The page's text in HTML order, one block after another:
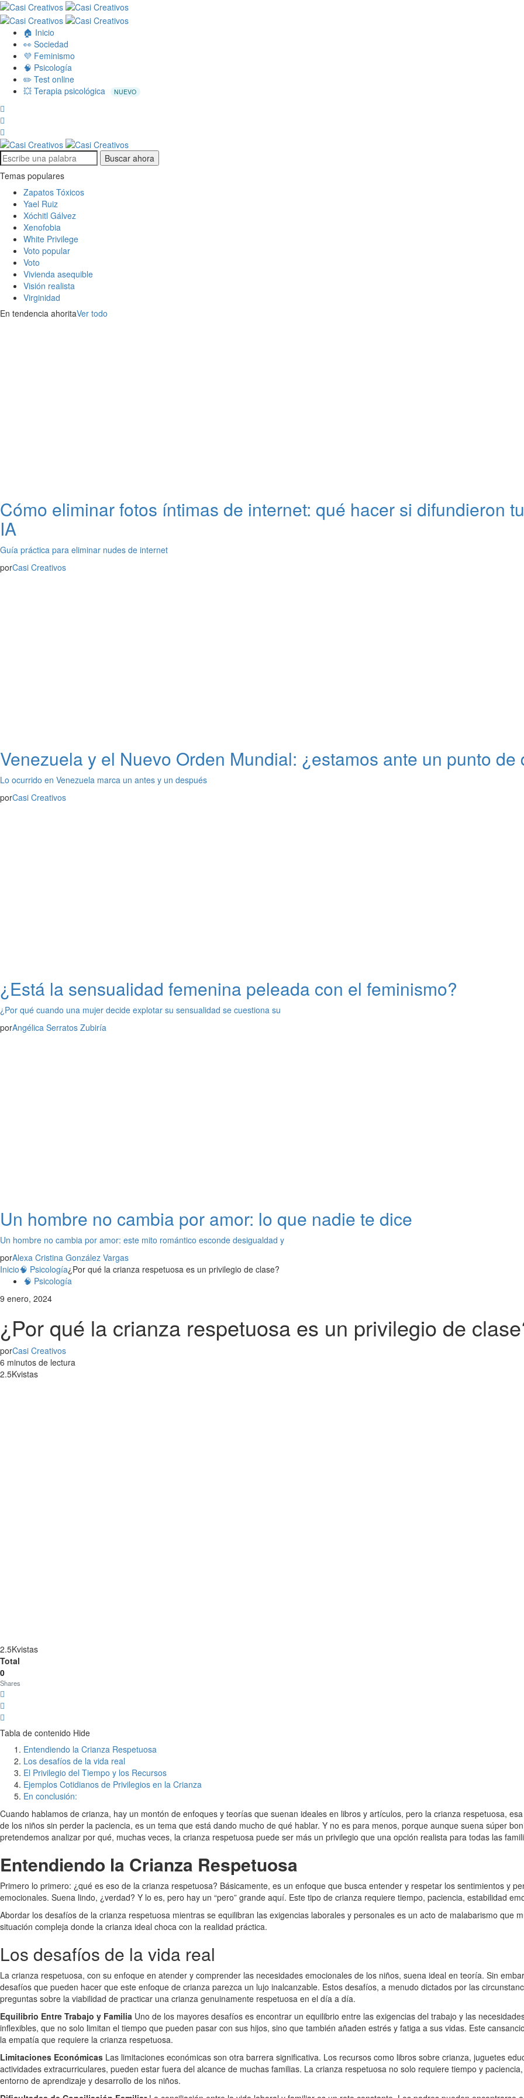
🏠 Inicio
👀 Sociedad
💜 Feminismo
🧠 Psicología
✏️ Test online
💥 Terapia psicológica
NUEVO
Buscar ahora
Temas populares
Zapatos Tóxicos
Yael Ruiz
Xóchitl Gálvez
Xenofobia
White Privilege
Voto popular
Voto
Vivienda asequible
Visión realista
Virginidad
En tendencia ahoritaVer todo
Cómo eliminar fotos íntimas de internet: qué hacer si difundieron
IA
Guía práctica para eliminar nudes de internet
porCasi Creativos
Venezuela y el Nuevo Orden Mundial: ¿estamos ante un punto
Lo ocurrido en Venezuela marca un antes y un después
porCasi Creativos
¿Está la sensualidad femenina peleada con el feminismo?
¿Por qué cuando una mujer decide explotar su sensualidad se cuestiona su
porAngélica Serratos Zubiría
Un hombre no cambia por amor: lo que nadie te dice
Un hombre no cambia por amor: este mito romántico esconde desigualdad y
porAlexa Cristina González Vargas
Inicio🧠 Psicología¿Por qué la crianza respetuosa es un privilegio de clase?
🧠 Psicología
9 enero, 2024
¿Por qué la crianza respetuosa es un privilegio de
porCasi Creativos
6 minutos de lectura
2.5Kvistas
2.5Kvistas
Total
0
Shares
Tabla de contenido Hide
Entendiendo la Crianza Respetuosa
Los desafíos de la vida real
El Privilegio del Tiempo y los Recursos
Ejemplos Cotidianos de Privilegios en la Crianza
En conclusión:
Cuando hablamos de crianza, hay un montón de enfoques y teorías que suenan ideales en libros y artículos, pero la crianza respetuosa,
de los niños sin perder la paciencia, es un tema que está dando mucho de qué hablar. Y no es para menos, porque aunque suena súper
pretendemos analizar por qué, muchas veces, la crianza respetuosa puede ser más un privilegio que una opción realista para todas las
Entendiendo la Crianza Respetuosa
Primero lo primero: ¿qué es eso de la crianza respetuosa? Básicamente, es un enfoque que busca entender y respetar los sentimientos y
emocionales. Suena lindo, ¿verdad? Y lo es, pero hay un “pero” grande aquí. Este tipo de crianza requiere tiempo, paciencia, estabilidad
Abordar los desafíos de la crianza respetuosa mientras se equilibran las exigencias laborales y personales es un acto de malabarismo que
situación compleja donde la crianza ideal choca con la realidad práctica.
Los desafíos de la vida real
La crianza respetuosa, con su enfoque en atender y comprender las necesidades emocionales de los niños, suena ideal en teoría. Sin
desafíos que pueden hacer que este enfoque de crianza parezca un lujo inalcanzable. Estos desafíos, a menudo dictados por las
preguntas sobre la viabilidad de practicar una crianza genuinamente respetuosa en el día a día.
Equilibrio Entre Trabajo y Familia Uno de los mayores desafíos es encontrar un equilibrio entre las exigencias del trabajo y las
inflexibles, que no solo limitan el tiempo que pueden pasar con sus hijos, sino que también añaden estrés y fatiga a sus vidas. Este
la empatía que requiere la crianza respetuosa.
Limitaciones Económicas Las limitaciones económicas son otra barrera significativa. Los recursos como libros sobre crianza, juguetes
actividades extracurriculares, pueden estar fuera del alcance de muchas familias. La crianza respetuosa no solo requiere tiempo y
entorno de aprendizaje y desarrollo de los niños.